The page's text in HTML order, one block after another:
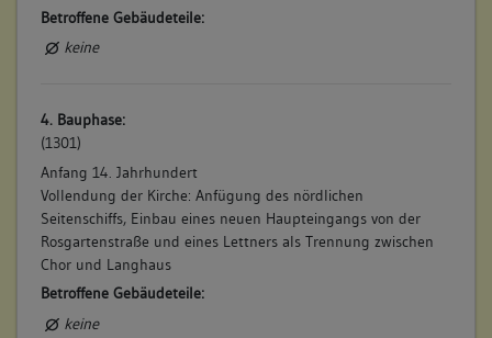
Betroffene Gebäudeteile:
keine
4. Bauphase:
(1301)
Anfang 14. Jahrhundert
Vollendung der Kirche: Anfügung des nördlichen
Seitenschiffs, Einbau eines neuen Haupteingangs von der
Rosgartenstraße und eines Lettners als Trennung zwischen
Chor und Langhaus
Betroffene Gebäudeteile:
keine